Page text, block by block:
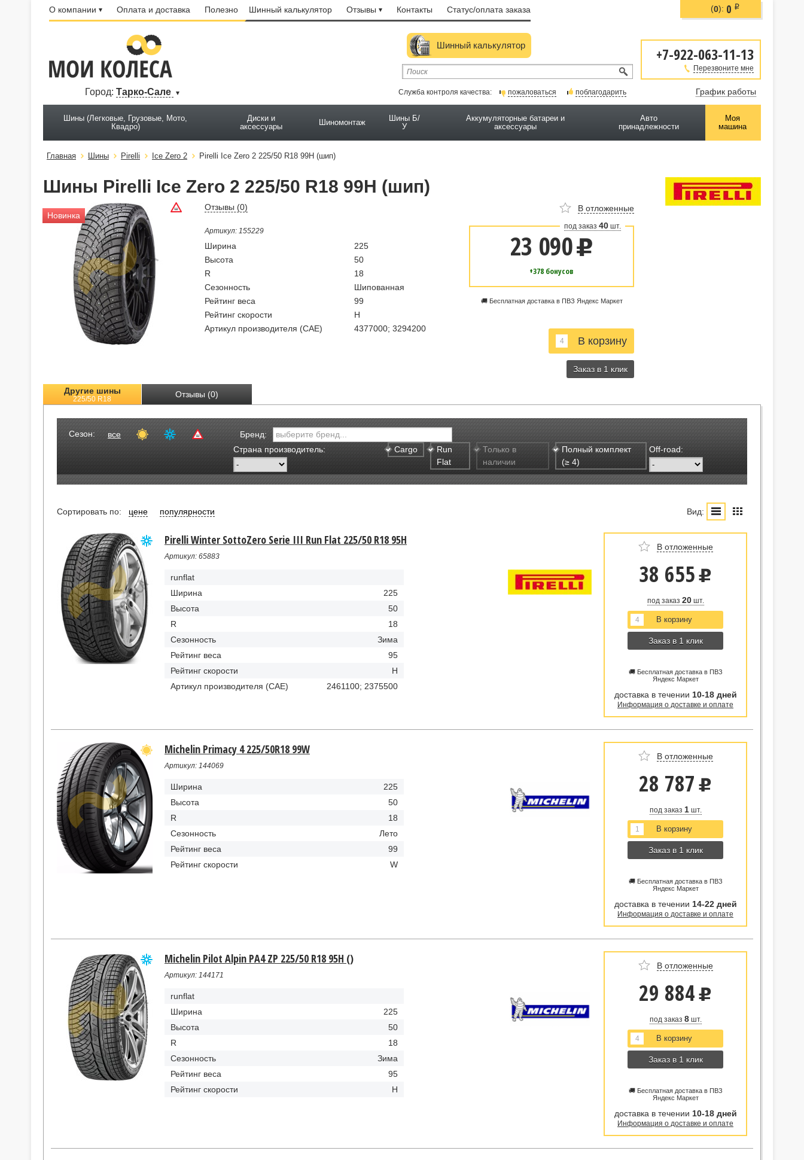
О компании Оплата и доставка Полезно Шинный калькулятор Отзывы Контакты Статус/оплата заказа
+7-922-063-11-13
Перезвоните мне
Город: Тарко-Сале
Шинный калькулятор
Служба контроля качества: пожаловаться поблагодарить График работы
Шины (Легковые, Грузовые, Мото,
Квадро)
Диски и
аксессуары
Шиномонтаж
Шины Б/
У
Аккумуляторные батареи и
аксессуары
Авто
принадлежности
Моя
машина
Главная Шины Pirelli Ice Zero 2 Pirelli Ice Zero 2 225/50 R18 99H (шип)
Шины Pirelli Ice Zero 2 225/50 R18 99H (шип)
Новинка
Отзывы (0)
Артикул: 155229
Ширина
225
Высота
50
R
18
Сезонность
Шипованная
Рейтинг веса
99
Рейтинг скорости
H
Артикул производителя (CAE)
4377000; 3294200
В отложенные
под заказ 40 шт.
23 090u
+378 бонусов
🚚 Бесплатная доставка в ПВЗ Яндекс Маркет
Заказ в 1 клик
Другие шины
225/50 R18 Отзывы (0)
Сезон: все
Бренд:
Страна производитель:
Cargo
Run
Flat
Только в
наличии
Полный комплект
(≥ 4)
Off-road:
Сортировать по: цене популярности Вид:
Pirelli Winter SottoZero Serie III Run Flat 225/50 R18 95H
Артикул: 65883
runflat
Ширина
225
Высота
50
R
18
Сезонность
Зима
Рейтинг веса
95
Рейтинг скорости
H
Артикул производителя (CAE)
2461100; 2375500
В отложенные
38 655 u
под заказ 20шт.
Заказ в 1 клик
🚚 Бесплатная доставка в ПВЗ
Яндекс Маркет
доставка в течении 10-18 дней
Информация о доставке и оплате
Michelin Primacy 4 225/50R18 99W
Артикул: 144069
Ширина
225
Высота
50
R
18
Сезонность
Лето
Рейтинг веса
99
Рейтинг скорости
W
В отложенные
28 787 u
под заказ 1шт.
Заказ в 1 клик
🚚 Бесплатная доставка в ПВЗ
Яндекс Маркет
доставка в течении 14-22 дней
Информация о доставке и оплате
Michelin Pilot Alpin PA4 ZP 225/50 R18 95H ()
Артикул: 144171
runflat
Ширина
225
Высота
50
R
18
Сезонность
Зима
Рейтинг веса
95
Рейтинг скорости
H
В отложенные
29 884 u
под заказ 8шт.
Заказ в 1 клик
🚚 Бесплатная доставка в ПВЗ
Яндекс Маркет
доставка в течении 10-18 дней
Информация о доставке и оплате
(0): 0 i